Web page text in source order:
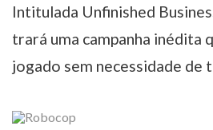
Intitulada Unfinished
trará uma campanha inédita
jogado sem necessidade de